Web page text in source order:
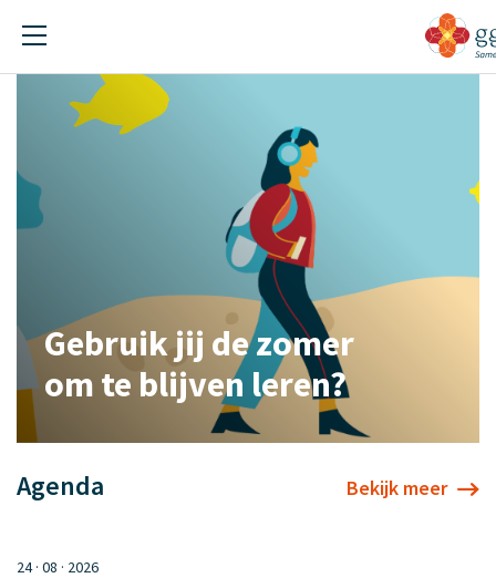
Agenda Bekijk meer
24 · 08 · 2026
Gebruik jij de zomer
om te blijven leren?